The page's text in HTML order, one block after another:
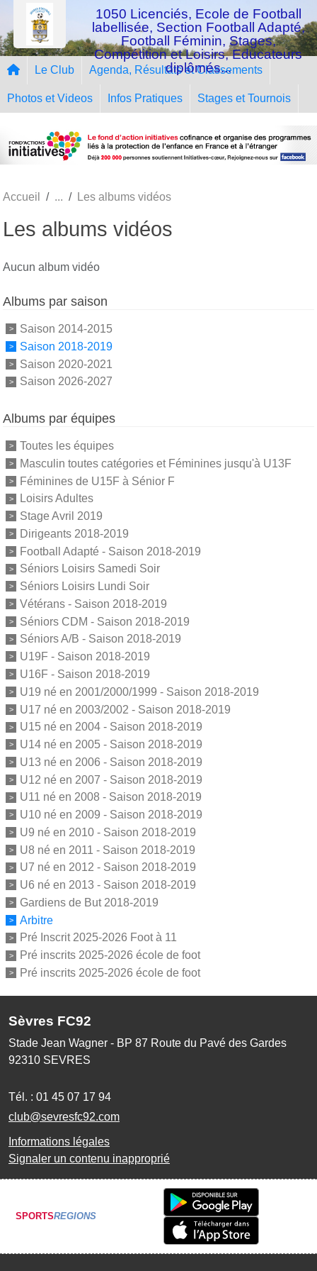
1050 Licenciés, Ecole de Football
labellisée, Section Football Adapté,
Football Féminin, Stages,
Compétition et Loisirs, Educateurs
diplômés...
Le Club Agenda, Résultats et Classements
Photos et Videos Infos Pratiques Stages et Tournois
Accueil Les albums vidéos
Les albums vidéos
Aucun album vidéo
Albums par saison
Saison 2014-2015
Saison 2018-2019
Saison 2020-2021
Saison 2026-2027
Albums par équipes
Toutes les équipes
Masculin toutes catégories et Féminines jusqu'à U13F
Féminines de U15F à Sénior F
Loisirs Adultes
Stage Avril 2019
Dirigeants 2018-2019
Football Adapté - Saison 2018-2019
Séniors Loisirs Samedi Soir
Séniors Loisirs Lundi Soir
Vétérans - Saison 2018-2019
Séniors CDM - Saison 2018-2019
Séniors A/B - Saison 2018-2019
U19F - Saison 2018-2019
U16F - Saison 2018-2019
U19 né en 2001/2000/1999 - Saison 2018-2019
U17 né en 2003/2002 - Saison 2018-2019
U15 né en 2004 - Saison 2018-2019
U14 né en 2005 - Saison 2018-2019
U13 né en 2006 - Saison 2018-2019
U12 né en 2007 - Saison 2018-2019
U11 né en 2008 - Saison 2018-2019
U10 né en 2009 - Saison 2018-2019
U9 né en 2010 - Saison 2018-2019
U8 né en 2011 - Saison 2018-2019
U7 né en 2012 - Saison 2018-2019
U6 né en 2013 - Saison 2018-2019
Gardiens de But 2018-2019
Arbitre
Pré Inscrit 2025-2026 Foot à 11
Pré inscrits 2025-2026 école de foot
Pré inscrits 2025-2026 école de foot
Sèvres FC92
Stade Jean Wagner - BP 87 Route du Pavé des Gardes
92310 SEVRES
Tél. : 01 45 07 17 94
club@sevresfc92.com
Informations légales
Signaler un contenu inapproprié
SPORTSREGIONS
Panneau de gestion des cookies